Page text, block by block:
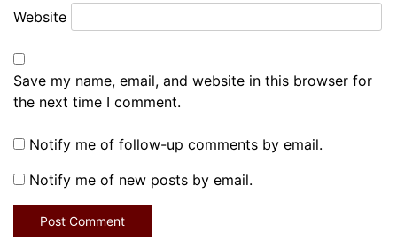
Website
Save my name, email, and website in this browser for
the next time I comment.
Notify me of follow-up comments by email.
Notify me of new posts by email.